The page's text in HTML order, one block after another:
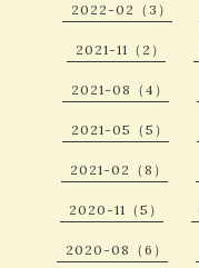
2022-02（3）
2021-11（2）
2021-08（4）
2021-05（5）
2021-02（8）
2020-11（5）
2020-08（6）